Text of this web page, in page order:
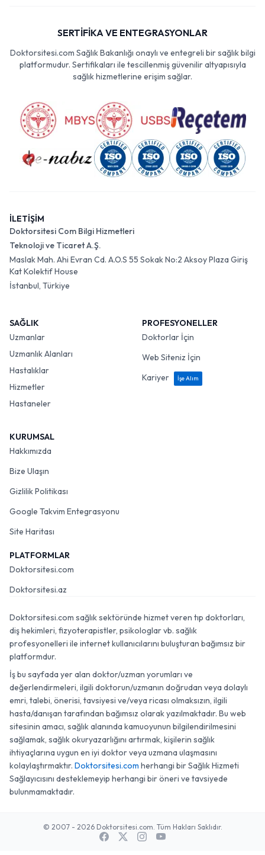
SERTİFİKA VE ENTEGRASYONLAR
Doktorsitesi.com Sağlık Bakanlığı onaylı ve entegreli bir sağlık bilgi
platformudur. Sertifikaları ile tescillenmiş güvenilir altyapısıyla
sağlık hizmetlerine erişim sağlar.
İLETİŞİM
Doktorsitesi Com Bilgi Hizmetleri
Teknoloji ve Ticaret A.Ş.
Maslak Mah. Ahi Evran Cd. A.O.S 55 Sokak No:2 Aksoy Plaza Giriş
Kat Kolektif House
İstanbul, Türkiye
SAĞLIK
Uzmanlar
Uzmanlık Alanları
Hastalıklar
Hizmetler
Hastaneler
PROFESYONELLER
Doktorlar İçin
Web Siteniz İçin
Kariyer
İşe Alım
KURUMSAL
Hakkımızda
Bize Ulaşın
Gizlilik Politikası
Google Takvim Entegrasyonu
Site Haritası
PLATFORMLAR
Doktorsitesi.com
Doktorsitesi.az
Doktorsitesi.com sağlık sektöründe hizmet veren tıp doktorları,
diş hekimleri, fizyoterapistler, psikologlar vb. sağlık
profesyonelleri ile internet kullanıcılarını buluşturan bağımsız bir
platformdur.
İş bu sayfada yer alan doktor/uzman yorumları ve
değerlendirmeleri, ilgili doktorun/uzmanın doğrudan veya dolaylı
emri, talebi, önerisi, tavsiyesi ve/veya ricası olmaksızın, ilgili
hasta/danışan tarafından bağımsız olarak yazılmaktadır. Bu web
sitesinin amacı, sağlık alanında kamuoyunun bilgilendirilmesini
sağlamak, sağlık okuryazarlığını artırmak, kişilerin sağlık
ihtiyaçlarına uygun en iyi doktor veya uzmana ulaşmasını
kolaylaştırmaktır. Doktorsitesi.com herhangi bir Sağlık Hizmeti
Sağlayıcısını desteklemeyip herhangi bir öneri ve tavsiyede
bulunmamaktadır.
© 2007 - 2026 Doktorsitesi.com. Tüm Hakları Saklıdır.